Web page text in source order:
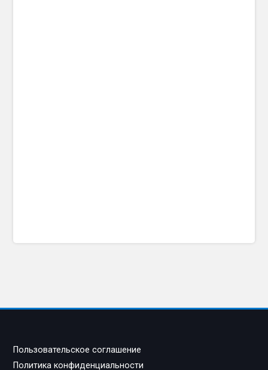
Пользовательское соглашение
Политика конфиденциальности